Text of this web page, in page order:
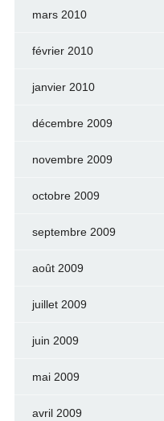
mars 2010
février 2010
janvier 2010
décembre 2009
novembre 2009
octobre 2009
septembre 2009
août 2009
juillet 2009
juin 2009
mai 2009
avril 2009